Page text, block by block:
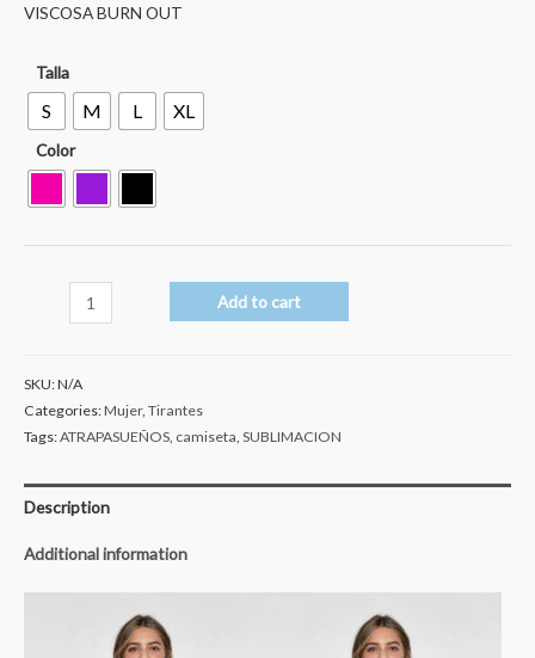
VISCOSA BURN OUT
Talla
S M L XL
Color
Atrapasueños
colores
Add to cart
SKU:N/A
Categories:Mujer, Tirantes
Tags:ATRAPASUEÑOS camiseta SUBLIMACION
Description
Additional information